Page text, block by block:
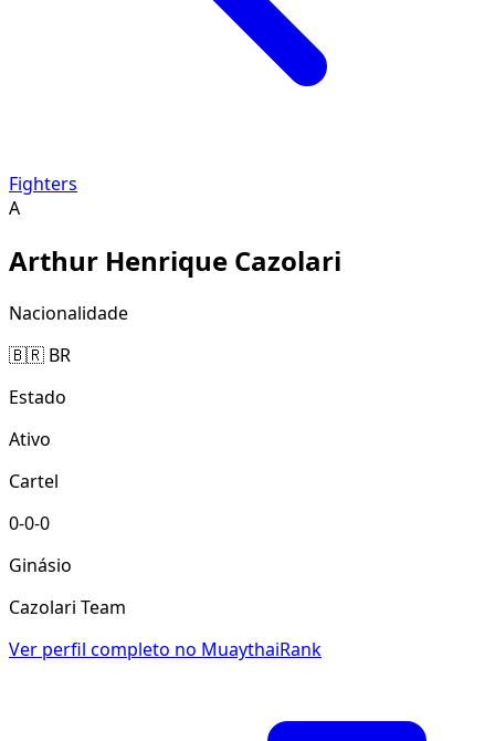
Fighters
A
Arthur Henrique Cazolari
Nacionalidade
🇧🇷 BR
Estado
Ativo
Cartel
0-0-0
Ginásio
Cazolari Team
Ver perfil completo no MuaythaiRank